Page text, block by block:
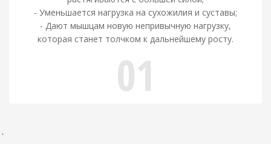
- Уменьшается нагрузка на сухожилия и суставы;
- Дают мышцам новую непривычную нагрузку,
которая станет толчком к дальнейшему росту.
01
`